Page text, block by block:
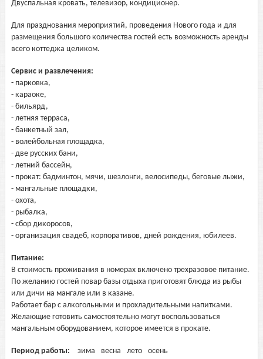
Двуспальная кровать, телевизор, кондиционер.
Для празднования мероприятий, проведения Нового года и для
размещения большого количества гостей есть возможность аренды
всего коттеджа целиком.
Сервис и развлечения:
- парковка,
- караоке,
- бильярд,
- летняя терраса,
- банкетный зал,
- волейбольная площадка,
- две русских бани,
- летний бассейн,
- прокат: бадминтон, мячи, шезлонги, велосипеды, беговые лыжи,
- мангальные площадки,
- охота,
- рыбалка,
- сбор дикоросов,
- организация свадеб, корпоративов, дней рождения, юбилеев.
Питание:
В стоимость проживания в номерах включено трехразовое питание.
По желанию гостей повар базы отдыха приготовят блюда из рыбы
или дичи на мангале или в казане.
Работает бар с алкогольными и прохладительными напитками.
Желающие готовить самостоятельно могут воспользоваться
мангальным оборудованием, которое имеется в прокате.
Период работы: зима весна лето осень